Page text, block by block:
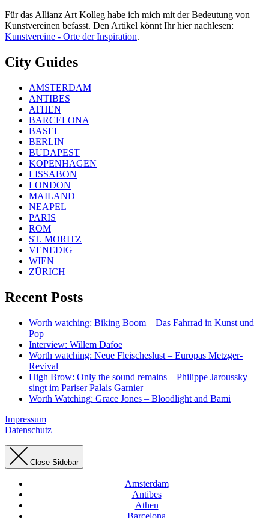
Für das Allianz Art Kolleg habe ich mich mit der Bedeutung von
Kunstvereinen befasst. Den Artikel könnt Ihr hier nachlesen:
Kunstvereine - Orte der Inspiration.
City Guides
AMSTERDAM
ANTIBES
ATHEN
BARCELONA
BASEL
BERLIN
BUDAPEST
KOPENHAGEN
LISSABON
LONDON
MAILAND
NEAPEL
PARIS
ROM
ST. MORITZ
VENEDIG
WIEN
ZÜRICH
Recent Posts
Worth watching: Biking Boom – Das Fahrrad in Kunst und
Pop
Interview: Willem Dafoe
Worth watching: Neue Fleischeslust – Europas Metzger-
Revival
High Brow: Only the sound remains – Philippe Jaroussky
singt im Pariser Palais Garnier
Worth Watching: Grace Jones – Bloodlight and Bami
Impressum
Datenschutz
Close Sidebar
Amsterdam
Antibes
Athen
Barcelona